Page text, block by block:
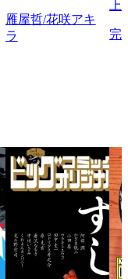
雁屋哲/花咲アキ
ラ
完